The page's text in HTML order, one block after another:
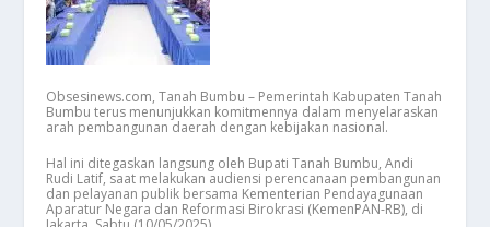
Obsesinews.com, Tanah Bumbu – Pemerintah Kabupaten Tanah
Bumbu terus menunjukkan komitmennya dalam menyelaraskan
arah pembangunan daerah dengan kebijakan nasional.
Hal ini ditegaskan langsung oleh Bupati Tanah Bumbu, Andi
Rudi Latif, saat melakukan audiensi perencanaan pembangunan
dan pelayanan publik bersama Kementerian Pendayagunaan
Aparatur Negara dan Reformasi Birokrasi (KemenPAN-RB), di